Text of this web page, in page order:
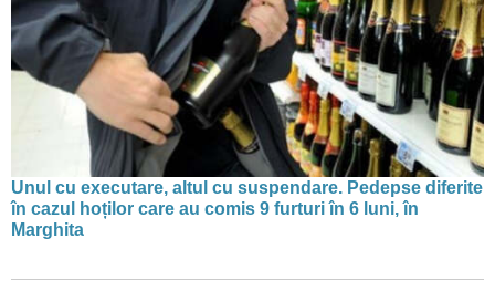
Unul cu executare, altul cu suspendare. Pedepse diferite
în cazul hoților care au comis 9 furturi în 6 luni, în
Marghita